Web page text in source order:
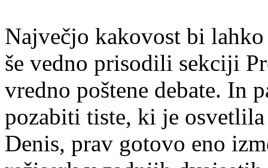
Največjo kakovost bi
še vedno prisodili sekciji
vredno poštene debate. In
pozabiti tiste, ki je
Denis, prav gotovo eno